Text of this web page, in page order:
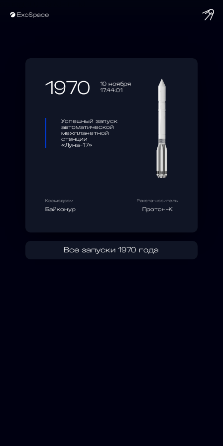
1970
10 ноября
17:44:01
Успешный запуск
автоматической
межпланетной
станции
«Луна-17»
Космодром
Байконур
Ракета-носитель
Протон-К
Все запуски 1970 года